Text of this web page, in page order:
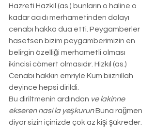
Hazreti Hazkil (as.) bunların o haline o
kadar acıdı merhametinden dolayı
cenabı hakka dua etti. Peygamberler
hasetsen bizim peygamberimizin en
belirgin özelliği merhametli olması
ikincisi cömert olmasıdır. Hizkıl (as.)
Cenabı hakkın emriyle Kum biiznillah
deyince hepsi dirildi.
Bu diriltmenin ardından ve lakinne
ekseren nasi la yeşkurun Buna rağmen
diyor sizin içinizde çok az kişi şükreder.